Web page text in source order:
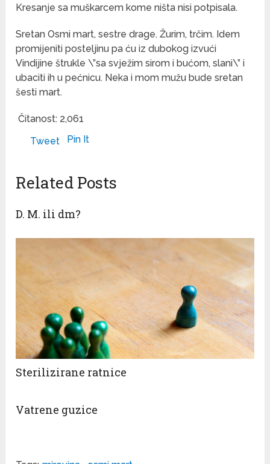
Kresanje sa muškarcem kome ništa nisi potpisala.
Sretan Osmi mart, sestre drage. Žurim, trčim. Idem
promijeniti posteljinu pa ću iz dubokog izvući
Vindijine štrukle \”sa svježim sirom i bućom, slani\” i
ubaciti ih u pećnicu. Neka i mom mužu bude sretan
šesti mart.
Čitanost: 2,061
Tweet
Pin It
Related Posts
D. M. ili dm?
Sterilizirane ratnice
Vatrene guzice